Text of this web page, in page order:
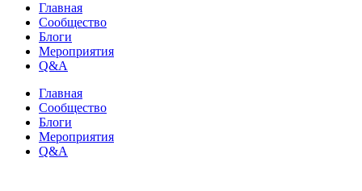
Главная
Сообщество
Блоги
Мероприятия
Q&A
Главная
Сообщество
Блоги
Мероприятия
Q&A